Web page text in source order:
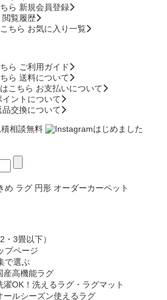
新規会員登録
閲覧履歴
お気に入り一覧
ご利用ガイド
送料について
お支払いについて
イントについて
品交換について
め ラグ 円形 オーダーカーペット
・3畳以下）
プページ
で選ぶ
産高機能ラグ
濯OK！洗えるラグ・ラグマット
ールシーズン使えるラグ